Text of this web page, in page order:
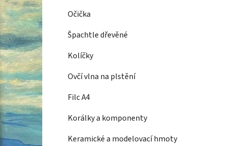
Očička
Špachtle dřevěné
Kolíčky
Ovčí vlna na plstění
Filc A4
Korálky a komponenty
Keramické a modelovací hmoty